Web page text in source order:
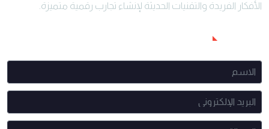
الأفكار الفريدة والتقنيات الحديثة لإنشاء تجارب رقمية متميزة.